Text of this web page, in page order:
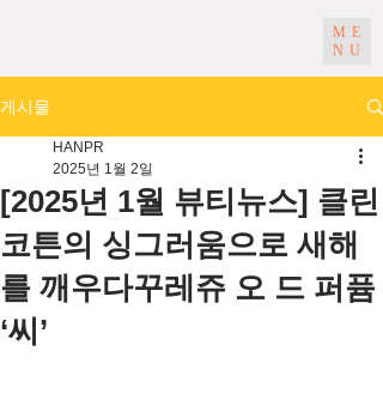
ME
NU
게시물
[2025년 1월 뷰티뉴스] 클린
코튼의 싱그러움으로 새해
를 깨우다꾸레쥬 오 드 퍼퓸
‘씨’
HANPR
2025년 1월 2일